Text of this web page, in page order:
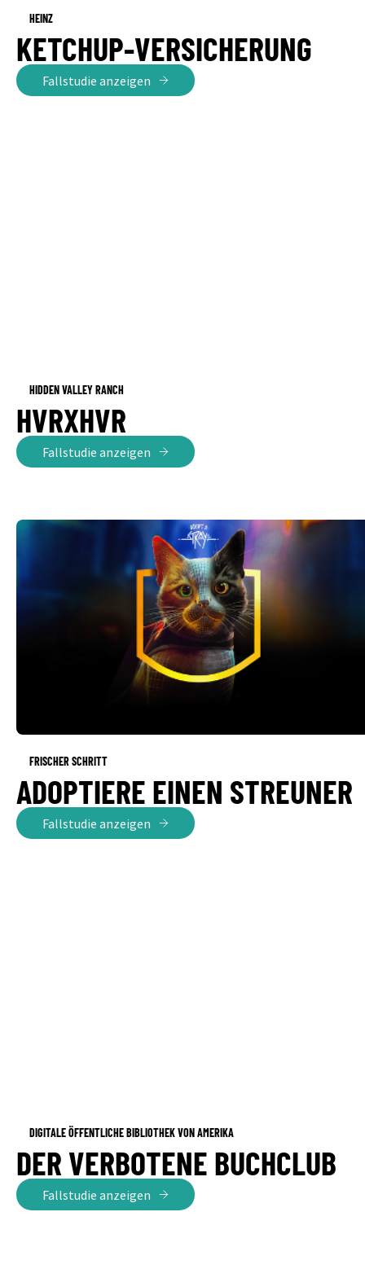
HEINZ
KETCHUP-VERSICHERUNG
Fallstudie anzeigen
HIDDEN VALLEY RANCH
HVRXHVR
Fallstudie anzeigen
FRISCHER SCHRITT
ADOPTIERE EINEN STREUNER
Fallstudie anzeigen
DIGITALE ÖFFENTLICHE BIBLIOTHEK VON AMERIKA
DER VERBOTENE BUCHCLUB
Fallstudie anzeigen